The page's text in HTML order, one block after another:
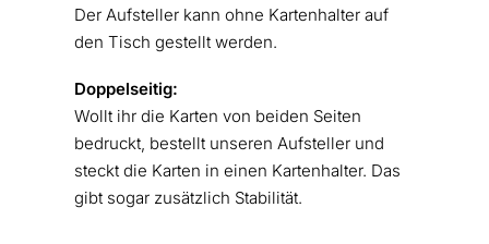
Der Aufsteller kann ohne Kartenhalter auf
den Tisch gestellt werden.
Doppelseitig:
Wollt ihr die Karten von beiden Seiten
bedruckt, bestellt unseren Aufsteller und
steckt die Karten in einen Kartenhalter. Das
gibt sogar zusätzlich Stabilität.